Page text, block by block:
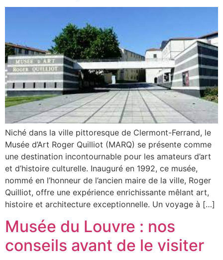
Niché dans la ville pittoresque de Clermont-Ferrand, le
Musée d’Art Roger Quilliot (MARQ) se présente comme
une destination incontournable pour les amateurs d’art
et d’histoire culturelle. Inauguré en 1992, ce musée,
nommé en l’honneur de l’ancien maire de la ville, Roger
Quilliot, offre une expérience enrichissante mêlant art,
histoire et architecture exceptionnelle. Un voyage à […]
Musée du Louvre : nos
conseils avant de le visiter